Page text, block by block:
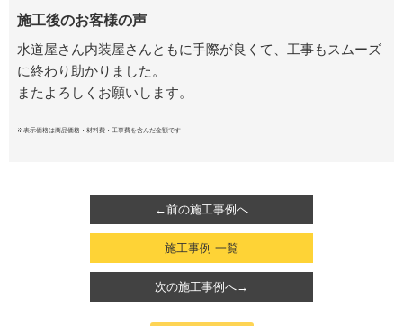
施工後のお客様の声
水道屋さん内装屋さんともに手際が良くて、工事もスムーズ
に終わり助かりました。
またよろしくお願いします。
※表示価格は商品価格・材料費・工事費を含んだ金額です
←前の施工事例へ
施工事例 一覧
次の施工事例へ→